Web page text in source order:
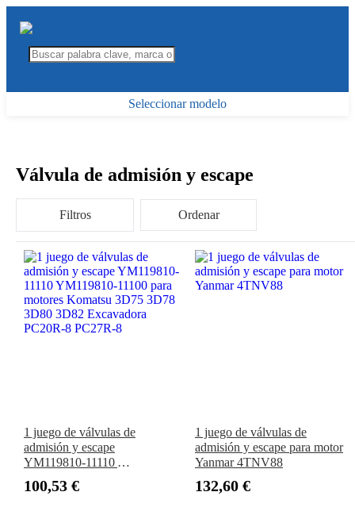
Seleccionar modelo
Válvula de admisión y escape
Filtros Ordenar
1 juego de válvulas de
admisión y escape
YM119810-11110
motores Komatsu 3D75 3D78
100,53 €
1 juego de válvulas de
admisión y escape para motor
Yanmar 4TNV88
132,60 €